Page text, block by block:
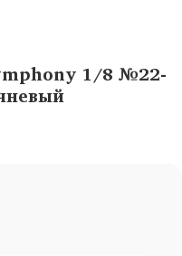
1/8 №22-